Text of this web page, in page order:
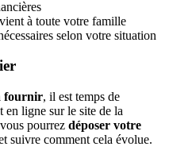
à toute votre famille
selon votre situation
fournir, il est temps de
ligne sur le site de la
pourrez déposer votre
suivre comment cela évolue.